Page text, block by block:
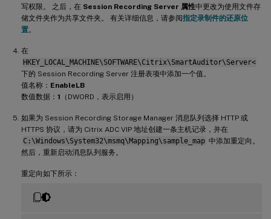
写权限。 之后，在 Session Recording Server 属性中更改为使用文件存
储文件夹作为共享文件夹。 有关详细信息，请参阅指定录制件的还原位
置。
在
HKEY_LOCAL_MACHINE\SOFTWARE\Citrix\SmartAuditor\Server<
下的 Session Recording Server 注册表项中添加一个值。
值名称： EnableLB
数值数据： 1 （DWORD，表示启用）
如果为 Session Recording Storage Manager 消息队列选择 HTTP 或
HTTPS 协议，请为 Citrix ADC VIP 地址创建一条主机记录，并在
C:\Windows\System32\msmq\Mapping\sample_map 中添加重定向。
然后，重新启动消息队列服务。
重定向如下所示：